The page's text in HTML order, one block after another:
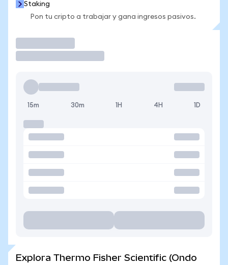
Staking
Pon tu cripto a trabajar y gana ingresos pasivos.
15m 30m 1H 4H 1D
Explora Thermo Fisher Scientific (Ondo